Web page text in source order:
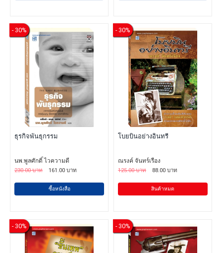
- 30%
ธุรกิจพันธุกรรม
นพ.พูลศักดิ์ ไวความดี
230.00 บาท
161.00 บาท
ซื้อหนังสือ
- 30%
โบยบินอย่างอินทรี
ณรงค์ จันทร์เรือง
125.00 บาท
88.00 บาท
สินค้าหมด
- 30% - 30%